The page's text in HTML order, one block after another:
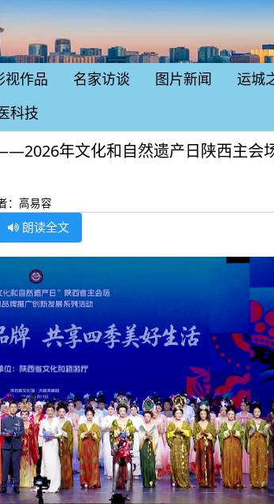
视作品 名家访谈 图片新闻 运城
科技
年文化和自然遗产日陕西主会
：高易容
朗读全文